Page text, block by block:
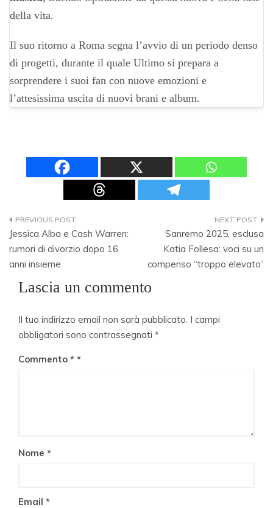
della vita.
Il suo ritorno a Roma segna l’avvio di un periodo denso
di progetti, durante il quale Ultimo si prepara a
sorprendere i suoi fan con nuove emozioni e
l’attesissima uscita di nuovi brani e album.
Navigazione
articoli
Jessica Alba e Cash Warren:
rumori di divorzio dopo 16
anni insieme
Sanremo 2025, esclusa
Katia Follesa: voci su un
compenso “troppo elevato”
Lascia un commento
Il tuo indirizzo email non sarà pubblicato. I campi
obbligatori sono contrassegnati *
Commento *
Nome *
Email *